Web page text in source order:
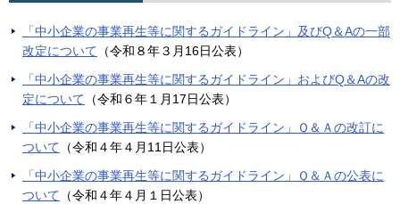
「中小企業の事業再生等に関するガイドライン」及びQ＆Aの一部
改定について （令和８年３月16日公表）
「中小企業の事業再生等に関するガイドライン」およびQ＆Aの改
定について （令和６年１月17日公表）
「中小企業の事業再生等に関するガイドライン」Ｑ＆Ａの改訂に
ついて （令和４年４月11日公表）
「中小企業の事業再生等に関するガイドライン」Ｑ＆Ａの公表に
ついて （令和４年４月１日公表）